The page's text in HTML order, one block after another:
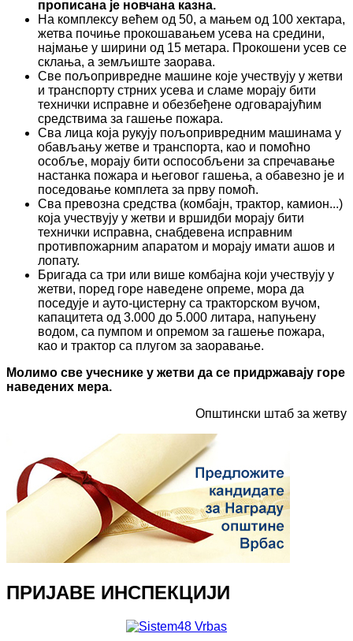
прописана је новчана казна.
На комплексу већем од 50, а мањем од 100 хектара,
жетва почиње прокошавањем усева на средини,
најмање у ширини од 15 метара. Прокошени усев се
склања, а земљиште заорава.
Све пољопривредне машине које учествују у жетви
и транспорту стрних усева и сламе морају бити
технички исправне и обезбеђене одговарајућим
средствима за гашење пожара.
Сва лица која рукују пољопривредним машинама у
обављању жетве и транспорта, као и помоћно
особље, морају бити оспособљени за спречавање
настанка пожара и његовог гашења, а обавезно је и
поседовање комплета за прву помоћ.
Сва превозна средства (комбајн, трактор, камион...)
која учествују у жетви и вршидби морају бити
технички исправна, снабдевена исправним
противпожарним апаратом и морају имати ашов и
лопату.
Бригада са три или више комбајна који учествују у
жетви, поред горе наведене опреме, мора да
поседује и ауто-цистерну са тракторском вучом,
капацитета од 3.000 до 5.000 литара, напуњену
водом, са пумпом и опремом за гашење пожара,
као и трактор са плугом за заоравање.
Молимо све учеснике у жетви да се придржавају горе
наведених мера.
Општински штаб за жетву
ПРИЈАВЕ ИНСПЕКЦИЈИ